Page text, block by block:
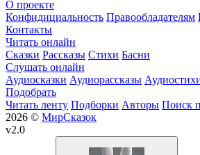
О проекте
Конфидициальность Правообладателям
Контакты
Читать онлайн
Сказки Рассказы Стихи Басни
Слушать онлайн
Аудиосказки Аудиорассказы
Подобрать
Читать ленту Подборки Авторы Поиск
2026 © МирСказок
v2.0